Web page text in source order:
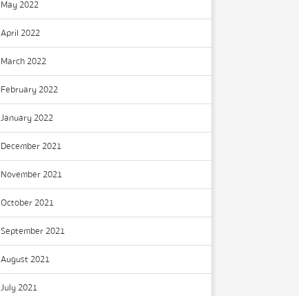
May 2022
April 2022
March 2022
February 2022
January 2022
December 2021
November 2021
October 2021
September 2021
August 2021
July 2021